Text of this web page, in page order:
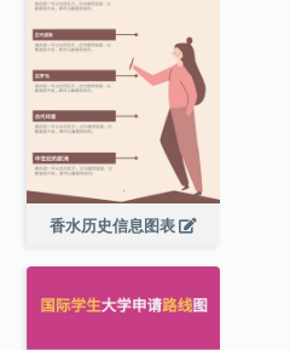
香水历史信息图表